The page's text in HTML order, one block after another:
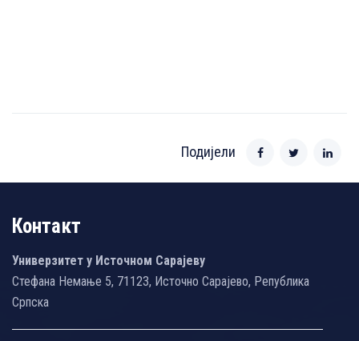
Подијели
Контакт
Универзитет у Источном Сарајеву
Стефана Немање 5, 71123, Источно Сарајево, Република
Српска